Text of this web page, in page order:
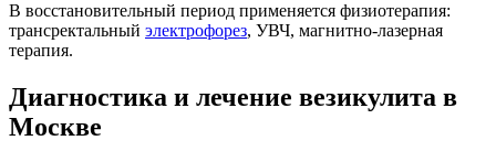
В восстановительный период применяется физиотерапия:
трансректальный электрофорез, УВЧ, магнитно-лазерная
терапия.
Диагностика и лечение везикулита в
Москве